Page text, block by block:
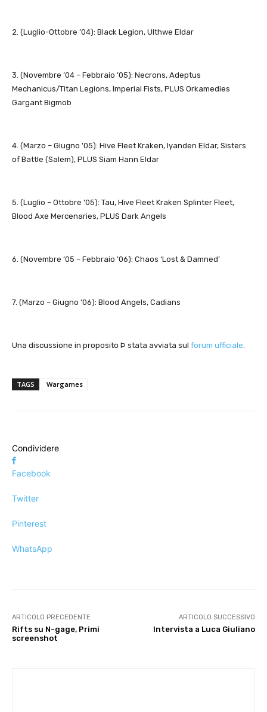
2. (Luglio-Ottobre ’04): Black Legion, Ulthwe Eldar
3. (Novembre ’04 – Febbraio ’05): Necrons, Adeptus
Mechanicus/Titan Legions, Imperial Fists, PLUS Orkamedies
Gargant Bigmob
4. (Marzo – Giugno ’05): Hive Fleet Kraken, Iyanden Eldar, Sisters
of Battle (Salem), PLUS Siam Hann Eldar
5. (Luglio – Ottobre ’05): Tau, Hive Fleet Kraken Splinter Fleet,
Blood Axe Mercenaries, PLUS Dark Angels
6. (Novembre ’05 – Febbraio ’06): Chaos ‘Lost & Damned’
7. (Marzo – Giugno ’06): Blood Angels, Cadians
Una discussione in proposito Þ stata avviata sul forum ufficiale.
TAGS Wargames
Condividere
Facebook
Twitter
Pinterest
WhatsApp
ARTICOLO PRECEDENTE
Rifts su N-gage, Primi
screenshot
ARTICOLO SUCCESSIVO
Intervista a Luca Giuliano